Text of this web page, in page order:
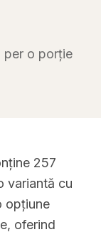
per o porție
257
variantă cu
opțiune
oferind